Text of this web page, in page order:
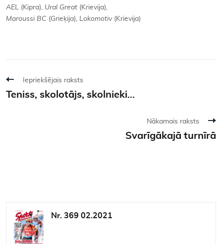
AEL (Kipra), Ural Great (Krievija),
Maroussi BC (Grieķija), Lokomotiv (Krievija)
Iepriekšējais raksts
Teniss, skolotājs, skolnieki...
Nākamais raksts
Svarīgākajā turnīrā
Nr. 369 02.2021